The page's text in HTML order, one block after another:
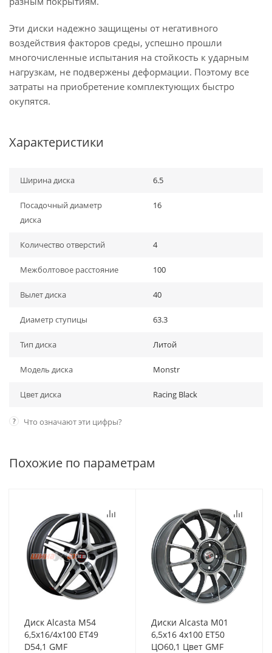
Эти диски надежно защищены от негативного
воздействия факторов среды, успешно прошли
многочисленные испытания на стойкость к ударным
нагрузкам, не подвержены деформации. Поэтому все
затраты на приобретение комплектующих быстро
окупятся.
Характеристики
Ширина диска 6.5
Посадочный диаметр
диска
16
Количество отверстий 4
Межболтовое расстояние 100
Вылет диска 40
Диаметр ступицы 63.3
Тип диска Литой
Модель диска Monstr
Цвет диска Racing Black
? Что означают эти цифры?
Похожие по параметрам
Диск Alcasta M54
6,5x16/4x100 ET49
D54,1 GMF
Диски Alcasta M01
6,5x16 4x100 ET50
ЦО60,1 Цвет GMF